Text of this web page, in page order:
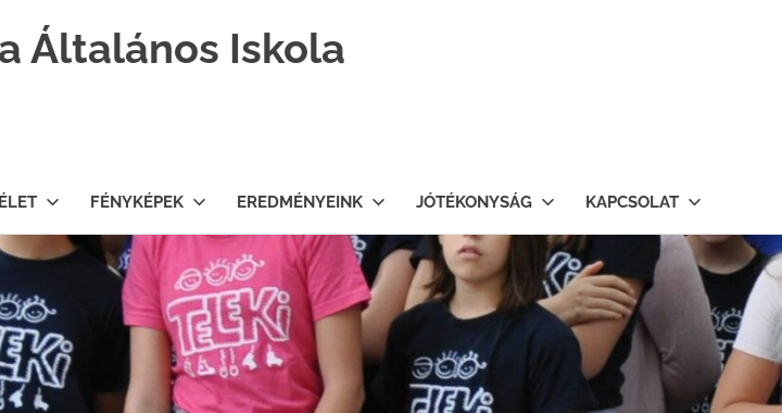
Általános Iskola
FÉNYKÉPEK EREDMÉNYEINK JÓTÉKONYSÁG KAPCSOLAT